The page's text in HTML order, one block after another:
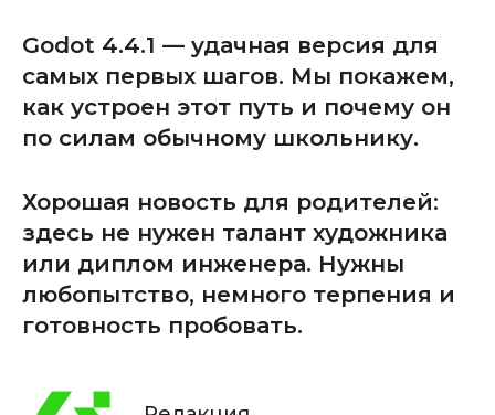
Godot 4.4.1 — удачная версия для
самых первых шагов. Мы покажем,
как устроен этот путь и почему он
по силам обычному школьнику.
Хорошая новость для родителей:
здесь не нужен талант художника
или диплом инженера. Нужны
любопытство, немного терпения и
готовность пробовать.